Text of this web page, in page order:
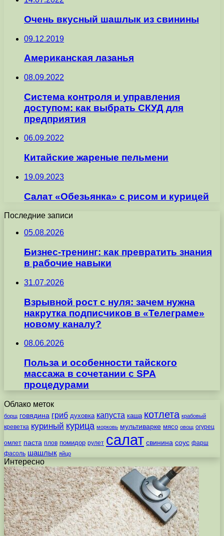
Очень вкусный шашлык из свинины
09.12.2019
Американская лазанья
08.09.2022
Система контроля и управления
доступом: как выбрать СКУД для
предприятия
06.09.2022
Китайские жареные пельмени
19.09.2023
Салат «Обезьянка» с рисом и курицей
Последние записи
05.08.2026
Бизнес-тренинг: как превратить знания
в рабочие навыки
31.07.2026
Взрывной рост с нуля: зачем нужна
накрутка подписчиков в «Телеграме»
новому каналу?
08.06.2026
Польза и особенности тайского
массажа в сочетании с SPA
процедурами
Облако меток
борщ говядина гриб духовка капуста каша котлета крабовый
креветка куриный курица морковь мультиварке мясо овощ огурец
омлет паста плов помидор рулет салат свинина соус фарш
фасоль шашлык яйцо
Интересно